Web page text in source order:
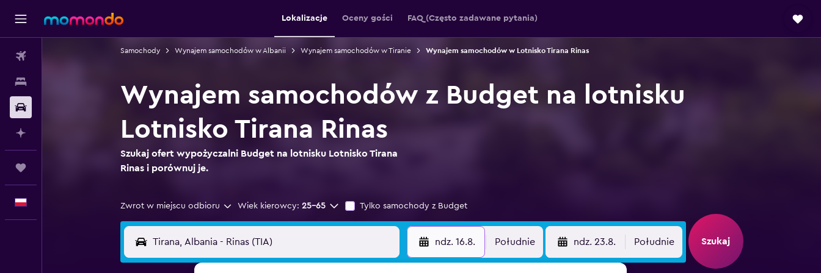
Lokalizacje Oceny gości FAQ (Często zadawane pytania)
Samochody Wynajem samochodów w Albanii Wynajem samochodów w Tiranie Wynajem samochodów w Lotnisko Tirana Rinas
Wynajem samochodów z Budget na lotnisku
Lotnisko Tirana Rinas
Szukaj ofert wypożyczalni Budget na lotnisku Lotnisko Tirana
Rinas i porównuj je.
Zwrot w miejscu odbioru Wiek kierowcy: 25-65 Tylko samochody z Budget
ndz. 16.8. Południe ndz. 23.8. Południe Szukaj